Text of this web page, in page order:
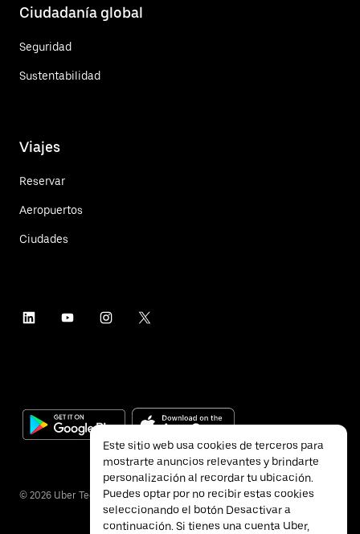
Ciudadanía global
Seguridad
Sustentabilidad
Viajes
Reservar
Aeropuertos
Ciudades
© 2026 Uber Technologies Inc.
Este sitio web usa cookies de terceros para
mostrarte anuncios relevantes y brindarte
personalización al recordar tu ubicación.
Puedes optar por no recibir estas cookies
seleccionando el botón Desactivar a
continuación. Si tienes una cuenta Uber,